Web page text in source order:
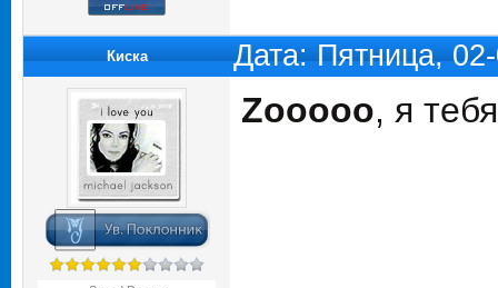
Киска Дата: Пятница,
Zooooo, я